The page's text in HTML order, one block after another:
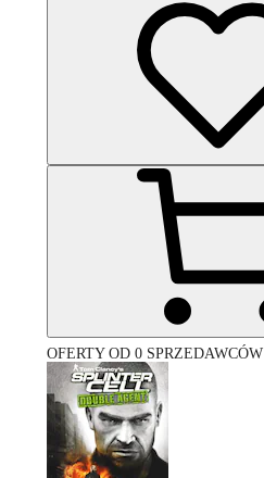
OFERTY OD 0 SPRZEDAWCÓW